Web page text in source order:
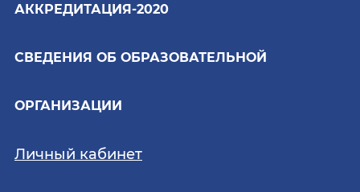
АККРЕДИТАЦИЯ-2020
СВЕДЕНИЯ ОБ ОБРАЗОВАТЕЛЬНОЙ
ОРГАНИЗАЦИИ
Личный кабинет